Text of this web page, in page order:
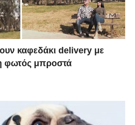
καφεδάκι delivery με
φωτός μπροστά